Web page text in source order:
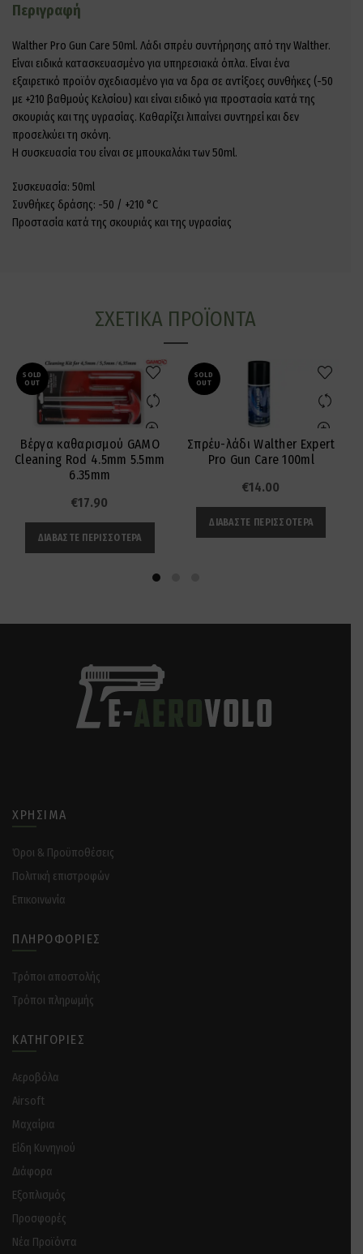
Περιγραφή
Walther Pro Gun Care 50ml. Λάδι σπρέυ συντήρησης από την Walther.
Είναι ειδικά κατασκευασμένο για υπηρεσιακά όπλα. Είναι ένα
εξαιρετικό προϊόν σχεδιασμένο για να δρα σε αντίξοες συνθήκες (-50
με +210 βαθμούς Κελσίου) και είναι ειδικό για προστασία κατά της
σκουριάς και της υγρασίας. Καθαρίζει λιπαίνει συντηρεί και δεν
προσελκύει τη σκόνη.
Η συσκευασία του είναι σε μπουκαλάκι των 50ml.
Συσκευασία: 50ml
Συνθήκες δράσης: -50 / +210 °C
Προστασία κατά της σκουριάς και της υγρασίας
ΣΧΕΤΙΚΆ ΠΡΟΪΌΝΤΑ
SOLD
OUT
Βέργα καθαρισμού GAMO
Cleaning Rod 4.5mm 5.5mm
6.35mm
€17.90
ΔΙΑΒΆΣΤΕ ΠΕΡΙΣΣΌΤΕΡΑ
SOLD
OUT
Σπρέυ-λάδι Walther Expert
Pro Gun Care 100ml
€14.00
ΔΙΑΒΆΣΤΕ ΠΕΡΙΣΣΌΤΕΡΑ
ΧΡΉΣΙΜΑ
Όροι & Προϋποθέσεις
Πολιτική επιστροφών
Επικοινωνία
ΠΛΗΡΟΦΟΡΊΕΣ
Tρόποι αποστολής
Tρόποι πληρωμής
ΚΑΤΗΓΟΡΊΕΣ
Αεροβόλα
Airsoft
Μαχαίρια
Είδη Κυνηγιού
Διάφορα
Eξοπλισμός
Προσφορές
Νέα Προϊόντα